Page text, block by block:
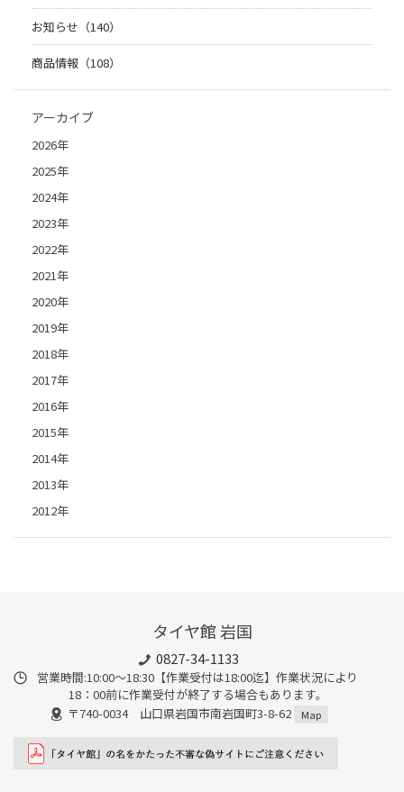
お知らせ（140）
商品情報（108）
アーカイブ
2026年
2025年
2024年
2023年
2022年
2021年
2020年
2019年
2018年
2017年
2016年
2015年
2014年
2013年
2012年
タイヤ館 岩国
0827-34-1133
営業時間:10:00〜18:30【作業受付は18:00迄】作業状況により
18：00前に作業受付が終了する場合もあります。
〒740-0034 山口県岩国市南岩国町3-8-62
Map